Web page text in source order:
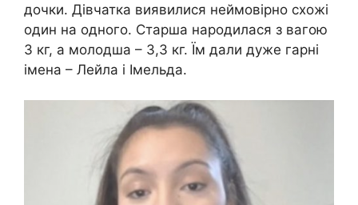
дочки. Дівчатка виявилися неймовірно схожі
один на одного. Старша народилася з вагою
3 кг, а молодша – 3,3 кг. Їм дали дуже гарні
імена – Лейла і Імельда.